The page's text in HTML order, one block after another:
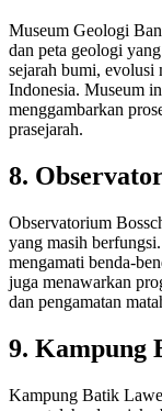
Museum Geologi
dan peta geologi
sejarah bumi, evolusi
Indonesia. Museum
menggambarkan
prasejarah.
8.
Observatorium
yang masih
mengamati benda-
juga menawarkan
dan pengamatan
9. Kampung
Kampung Batik